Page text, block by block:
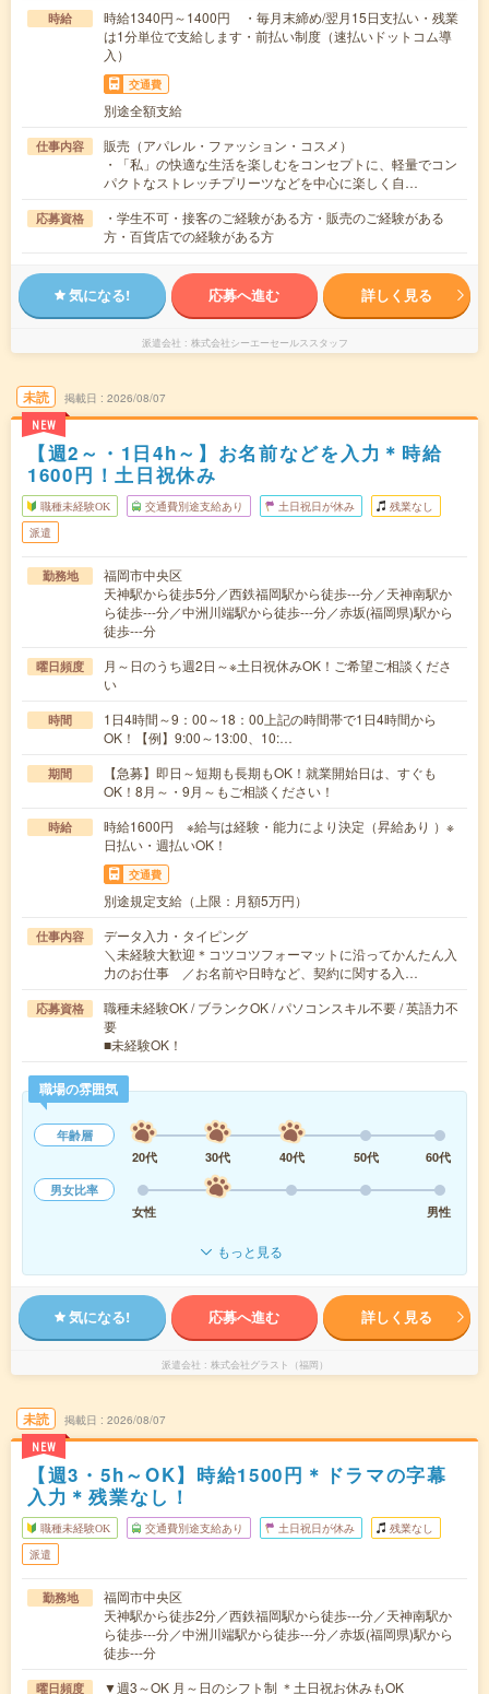
時給
時給1340円～1400円 ・毎月末締め/翌月15日支払い・残業
は1分単位で支給します・前払い制度（速払いドットコム導
入）
交通費
別途全額支給
仕事内容
販売（アパレル・ファッション・コスメ）
・「私」の快適な生活を楽しむをコンセプトに、軽量でコン
パクトなストレッチプリーツなどを中心に楽しく自…
応募資格
・学生不可・接客のご経験がある方・販売のご経験がある
方・百貨店での経験がある方
気になる! 応募へ進む 詳しく見る
派遣会社 株式会社シーエーセールススタッフ
未読
NEW
掲載日 2026/08/07
【週2～・1日4h～】お名前などを入力＊時給
1600円！土日祝休み
職種未経験OK 交通費別途支給あり 土日祝日が休み 残業なし
派遣
勤務地
福岡市中央区
天神駅から徒歩5分／西鉄福岡駅から徒歩---分／天神南駅か
ら徒歩---分／中洲川端駅から徒歩---分／赤坂(福岡県)駅から
徒歩---分
曜日頻度
月～日のうち週2日～※土日祝休みOK！ご希望ご相談くださ
い
時間
1日4時間～9：00～18：00上記の時間帯で1日4時間から
OK！【例】9:00～13:00、10:…
期間
【急募】即日～短期も長期もOK！就業開始日は、すぐも
OK！8月～・9月～もご相談ください！
時給
時給1600円 ※給与は経験・能力により決定（昇給あり ）※
日払い・週払いOK！
交通費
別途規定支給（上限：月額5万円）
仕事内容
データ入力・タイピング
＼未経験大歓迎＊コツコツフォーマットに沿ってかんたん入
力のお仕事 ／お名前や日時など、契約に関する入…
応募資格
職種未経験OK / ブランクOK / パソコンスキル不要 / 英語力不
要
■未経験OK！
職場の雰囲気
年齢層
20代
30代 40代 50代
60代
男女比率
女性
男性
もっと見る
気になる! 応募へ進む 詳しく見る
派遣会社 株式会社グラスト（福岡）
未読
NEW
掲載日 2026/08/07
【週3・5h～OK】時給1500円＊ドラマの字幕
入力＊残業なし！
職種未経験OK 交通費別途支給あり 土日祝日が休み 残業なし
派遣
勤務地
福岡市中央区
天神駅から徒歩2分／西鉄福岡駅から徒歩---分／天神南駅か
ら徒歩---分／中洲川端駅から徒歩---分／赤坂(福岡県)駅から
徒歩---分
曜日頻度 ▼週3～OK 月～日のシフト制 ＊土日祝お休みもOK